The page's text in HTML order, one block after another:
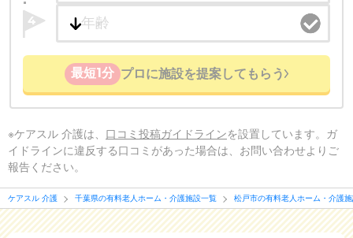
4
最短1分 プロに施設を提案してもらう
※ケアスル 介護は、 口コミ投稿ガイドラインを設置しています。ガ
イドラインに違反する口コミがあった場合は、お問い合わせよりご
報告ください。
ケアスル 介護 千葉県の有料老人ホーム・介護施設一覧 松戸市の有料老人ホーム・介護